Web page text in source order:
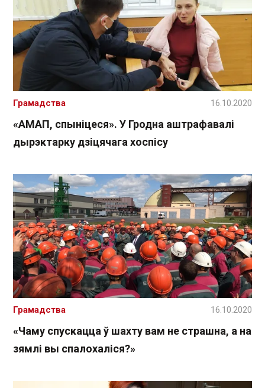
«АМАП, спыніцеся». У Гродна аштрафавалі
дырэктарку дзіцячага хоспісу
Грамадства 16.10.2020
«Чаму спускацца ў шахту вам не страшна, а на
зямлі вы спалохаліся?»
Грамадства 16.10.2020